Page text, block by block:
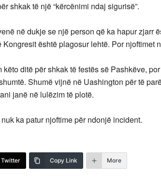
shkak të një “kërcënimi ndaj sigurisë”.
në dukje se një person që ka hapur zjarr
është plagosur lehtë. Por njoftimet
ditë për shkak të festës së Pashkëve,
Shumë vijnë në Uashington për të
janë në lulëzim të plotë.
ka patur njoftime për ndonjë incident.
Twitter Copy Link More